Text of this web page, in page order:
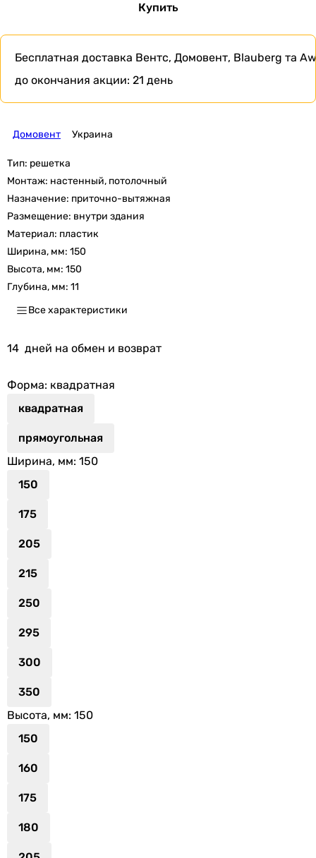
Купить
Бесплатная доставка Вентс, Домовент, Blauberg та
до окончания акции: 21 день
Домовент Украина
Тип: решетка
Монтаж: настенный, потолочный
Назначение: приточно-вытяжная
Размещение: внутри здания
Материал: пластик
Ширина, мм: 150
Высота, мм: 150
Глубина, мм: 11
Все характеристики
14 дней на обмен и возврат
Форма: квадратная
квадратная
прямоугольная
Ширина, мм: 150
150
175
205
215
250
295
300
350
Высота, мм: 150
150
160
175
180